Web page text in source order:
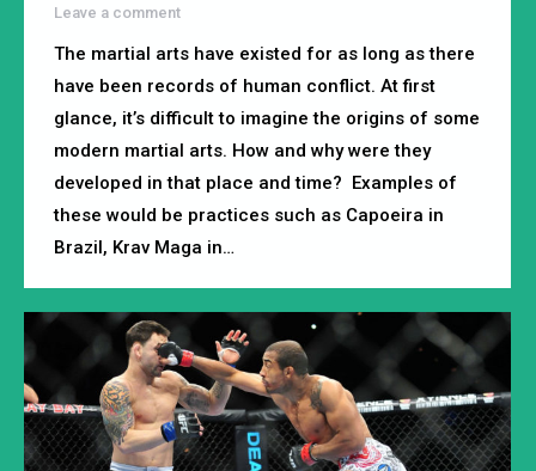
Leave a comment
The martial arts have existed for as long as there
have been records of human conflict. At first
glance, it’s difficult to imagine the origins of some
modern martial arts. How and why were they
developed in that place and time? Examples of
these would be practices such as Capoeira in
Brazil, Krav Maga in…